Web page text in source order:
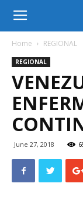
Bon
Dia
Aruba
Home REGIONAL
REGIONAL
June 27, 2018